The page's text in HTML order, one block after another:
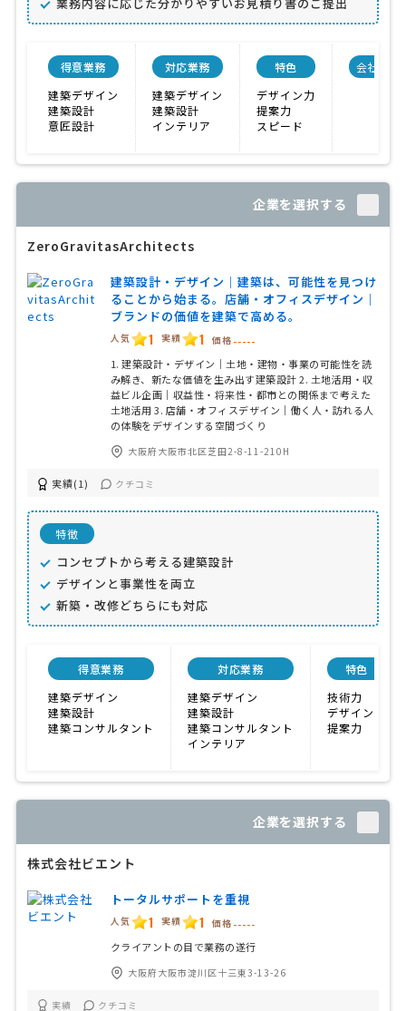
業務内容に応じた分かりやすいお見積り書のご提出
得意業務
建築デザイン
建築設計
意匠設計
対応業務
建築デザイン
建築設計
インテリア
特色
デザイン力
提案力
スピード
会社規模
企業を選択する
ZeroGravitasArchitects
建築設計・デザイン｜建築は、可能性を見つけ
ることから始まる。店舗・オフィスデザイン｜
ブランドの価値を建築で高める。
人気 1 実績 1 価格 -----
1. 建築設計・デザイン｜土地・建物・事業の可能性を読
み解き、新たな価値を生み出す建築設計 2. 土地活用・収
益ビル企画｜収益性・将来性・都市との関係まで考えた
土地活用 3. 店舗・オフィスデザイン｜働く人・訪れる人
の体験をデザインする空間づくり
大阪府大阪市北区芝田2-8-11-210H
実績(1) クチコミ
特徴
コンセプトから考える建築設計
デザインと事業性を両立
新築・改修どちらにも対応
得意業務
建築デザイン
建築設計
建築コンサルタント
対応業務
建築デザイン
建築設計
建築コンサルタント
インテリア
特色
技術力
デザイン力
提案力
企業を選択する
株式会社ビエント
トータルサポートを重視
人気 1 実績 1 価格 -----
クライアントの目で業務の遂行
大阪府大阪市淀川区十三東3-13-26
実績 クチコミ